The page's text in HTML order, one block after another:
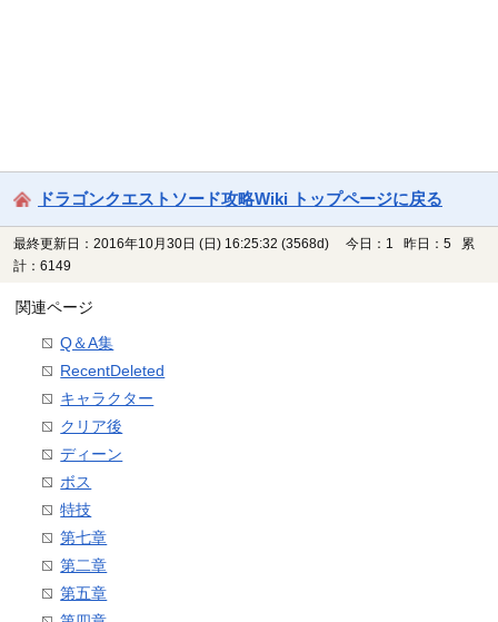
ドラゴンクエストソード攻略Wiki トップページに戻る
最終更新日：2016年10月30日 (日) 16:25:32 (3568d)
今日：1 昨日：5 累
計：6149
関連ページ
Q＆A集
RecentDeleted
キャラクター
クリア後
ディーン
ボス
特技
第七章
第二章
第五章